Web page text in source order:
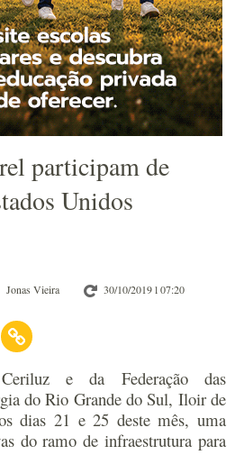
participam de
Unidos
Jonas Vieira 30/10/2019 l 07:20
e da Federação das
do Rio Grande do Sul, Iloir de
dias 21 e 25 deste mês, uma
do ramo de infraestrutura para